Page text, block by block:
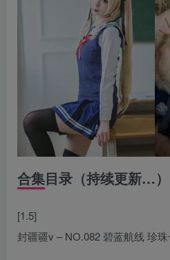
合集目录（持续更新…）
[1.5]
封疆疆v – NO.082 碧蓝航线 珍